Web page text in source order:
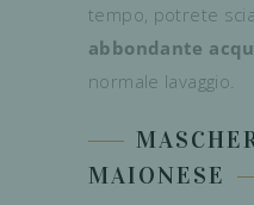
tempo, potrete
abbondante
normale lavaggio.
MAIONESE